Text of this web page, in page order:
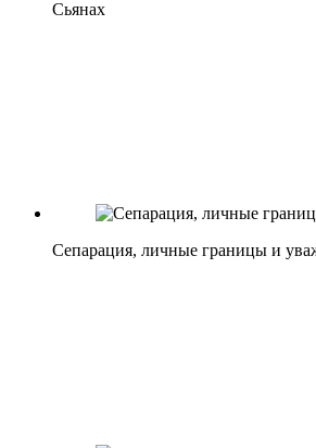
Сьянах
Сепарация, личные границы и